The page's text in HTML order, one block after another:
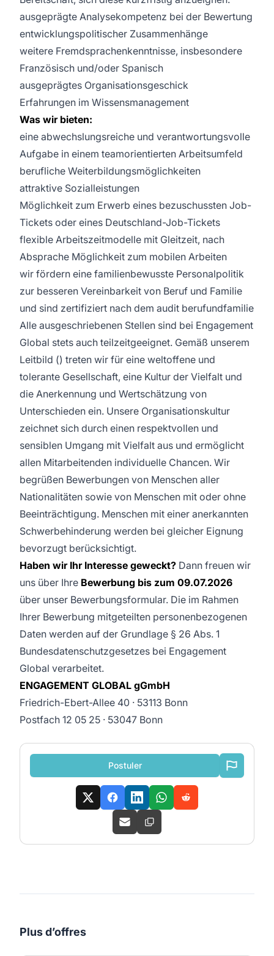
ausgeprägte Analysekompetenz bei der Bewertung
entwicklungspolitischer Zusammenhänge
weitere Fremdsprachenkenntnisse, insbesondere
Französisch und/oder Spanisch
ausgeprägtes Organisationsgeschick
Erfahrungen im Wissensmanagement
Was wir bieten:
eine abwechslungsreiche und verantwortungsvolle
Aufgabe in einem teamorientierten Arbeitsumfeld
berufliche Weiterbildungsmöglichkeiten
attraktive Sozialleistungen
Möglichkeit zum Erwerb eines bezuschussten Job-
Tickets oder eines Deutschland-Job-Tickets
flexible Arbeitszeitmodelle mit Gleitzeit, nach
Absprache Möglichkeit zum mobilen Arbeiten
wir fördern eine familienbewusste Personalpolitik
zur besseren Vereinbarkeit von Beruf und Familie
und sind zertifiziert nach dem audit berufundfamilie
Alle ausgeschriebenen Stellen sind bei Engagement
Global stets auch teilzeitgeeignet. Gemäß unserem
Leitbild () treten wir für eine weltoffene und
tolerante Gesellschaft, eine Kultur der Vielfalt und
die Anerkennung und Wertschätzung von
Unterschieden ein. Unsere Organisationskultur
zeichnet sich durch einen respektvollen und
sensiblen Umgang mit Vielfalt aus und ermöglicht
allen Mitarbeitenden individuelle Chancen. Wir
begrüßen Bewerbungen von Menschen aller
Nationalitäten sowie von Menschen mit oder ohne
Beeinträchtigung. Menschen mit einer anerkannten
Schwerbehinderung werden bei gleicher Eignung
bevorzugt berücksichtigt.
Haben wir Ihr Interesse geweckt? Dann freuen wir
uns über Ihre Bewerbung bis zum 09.07.2026
über unser Bewerbungsformular. Die im Rahmen
Ihrer Bewerbung mitgeteilten personenbezogenen
Daten werden auf der Grundlage § 26 Abs. 1
Bundesdatenschutzgesetzes bei Engagement
Global verarbeitet.
ENGAGEMENT GLOBAL gGmbH
Friedrich-Ebert-Allee 40 · 53113 Bonn
Postfach 12 05 25 · 53047 Bonn
Postuler
Plus d’offres